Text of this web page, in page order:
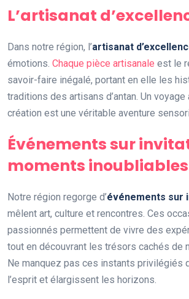
L’artisanat
Dans notre région, l’artisanat
émotions. Chaque pièce artisanale est le
savoir-faire inégalé, portant en elle les
traditions des artisans d’antan. Un
création est une véritable aventure
Événements sur
moments inoubliables
Notre région regorge d’événements sur
mêlent art, culture et rencontres. Ces
passionnés permettent de vivre des
tout en découvrant les trésors cachés de
Ne manquez pas ces instants privilégiés
l’esprit et élargissent les horizons.